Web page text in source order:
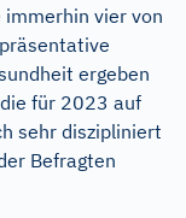
vier von
ergeben
für 2023 auf
sehr diszipliniert
Befragten